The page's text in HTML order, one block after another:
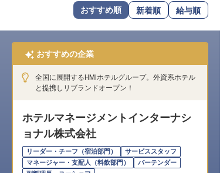
転職サポートに申し込む
採用をお考えの企業様へ
おすすめ順 新着順 給与順
おすすめの企業
全国に展開するHMIホテルグループ。外資系ホテル
と提携しリブランドオープン！
ホテルマネージメントインターナシ
ョナル株式会社
リーダー・チーフ（宿泊部門）
サービススタッフ
マネージャー・支配人（料飲部門）
バーテンダー